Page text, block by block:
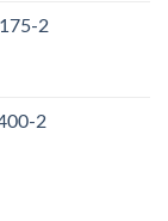
2
2